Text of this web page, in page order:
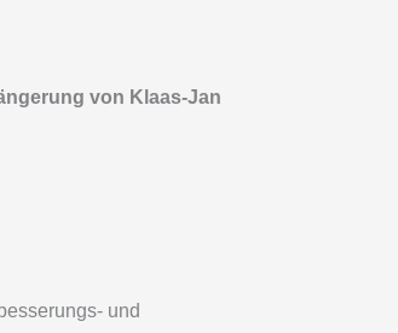
von Klaas-Jan
und